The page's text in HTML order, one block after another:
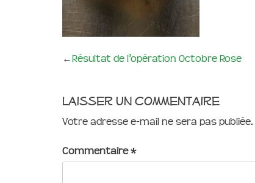
←Résultat de l’opération Octobre Rose
Laisser un commentaire
Votre adresse e-mail ne sera pas publiée.
Commentaire*